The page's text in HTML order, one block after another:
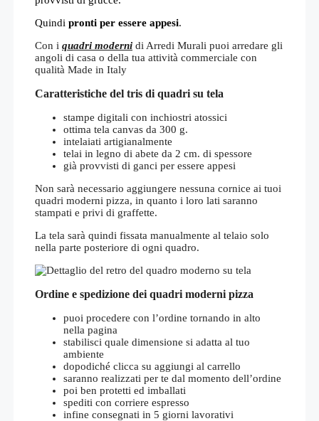
Quindi pronti per essere appesi.
Con i quadri moderni di Arredi Murali puoi arredare gli
angoli di casa o della tua attività commerciale con
qualità Made in Italy
Caratteristiche del tris di quadri su tela
stampe digitali con inchiostri atossici
ottima tela canvas da 300 g.
intelaiati artigianalmente
telai in legno di abete da 2 cm. di spessore
già provvisti di ganci per essere appesi
Non sarà necessario aggiungere nessuna cornice ai tuoi
quadri moderni pizza, in quanto i loro lati saranno
stampati e privi di graffette.
La tela sarà quindi fissata manualmente al telaio solo
nella parte posteriore di ogni quadro.
Ordine e spedizione dei quadri moderni pizza
puoi procedere con l’ordine tornando in alto
nella pagina
stabilisci quale dimensione si adatta al tuo
ambiente
dopodiché clicca su aggiungi al carrello
saranno realizzati per te dal momento dell’ordine
poi ben protetti ed imballati
spediti con corriere espresso
infine consegnati in 5 giorni lavorativi